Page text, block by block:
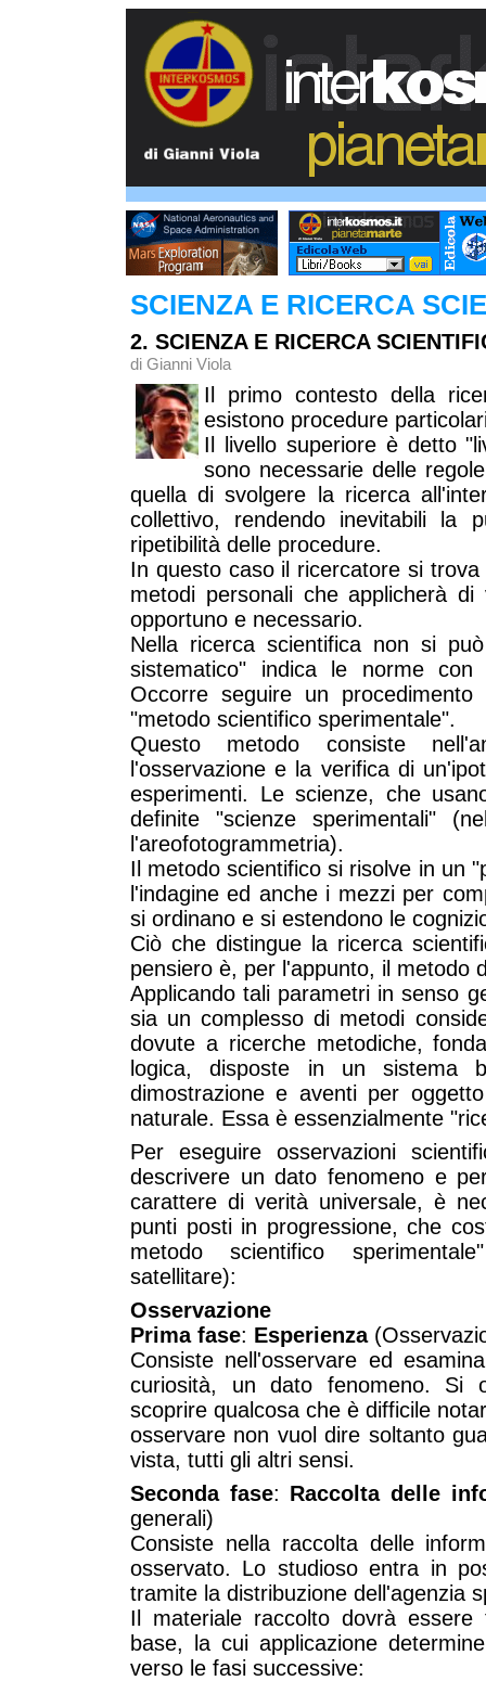
SCIENZA E RICERCA
2. SCIENZA E RICERCA
di Gianni Viola
Il primo contesto della
esistono procedure
Il livello superiore è detto
sono necessarie delle
quella di svolgere la ricerca
collettivo, rendendo inevitabili la
ripetibilità delle procedure.
In questo caso il ricercatore si
metodi personali che applicherà
opportuno e necessario.
Nella ricerca scientifica non si
sistematico" indica le norme
Occorre seguire un
"metodo scientifico sperimentale".
Questo metodo consiste
l'osservazione e la verifica di
esperimenti. Le scienze, che
definite "scienze sperimentali"
l'areofotogrammetria).
Il metodo scientifico si risolve in un
l'indagine ed anche i mezzi per
si ordinano e si estendono le
Ciò che distingue la ricerca
pensiero è, per l'appunto, il metodo
Applicando tali parametri in senso
sia un complesso di metodi
dovute a ricerche metodiche,
logica, disposte in un sistema
dimostrazione e aventi per
naturale. Essa è essenzialmente
Per eseguire osservazioni
descrivere un dato fenomeno e
carattere di verità universale, è
punti posti in progressione, che
metodo scientifico
satellitare):
Osservazione
Prima fase: Esperienza
Consiste nell'osservare ed
curiosità, un dato fenomeno. Si
scoprire qualcosa che è difficile
osservare non vuol dire soltanto
vista, tutti gli altri sensi.
Seconda fase: Raccolta delle
generali)
Consiste nella raccolta delle
osservato. Lo studioso entra in
tramite la distribuzione dell'agenzia
Il materiale raccolto dovrà essere
base, la cui applicazione
verso le fasi successive: